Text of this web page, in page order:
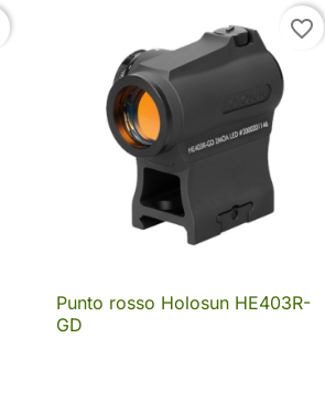
favorite_border
 Anteprima
Punto rosso Holosun HE403R-
GD